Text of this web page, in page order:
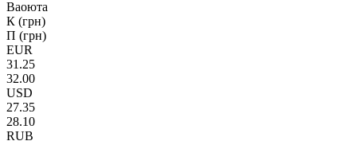
Ваоюта
К (грн)
П (грн)
EUR
31.25
32.00
USD
27.35
28.10
RUB